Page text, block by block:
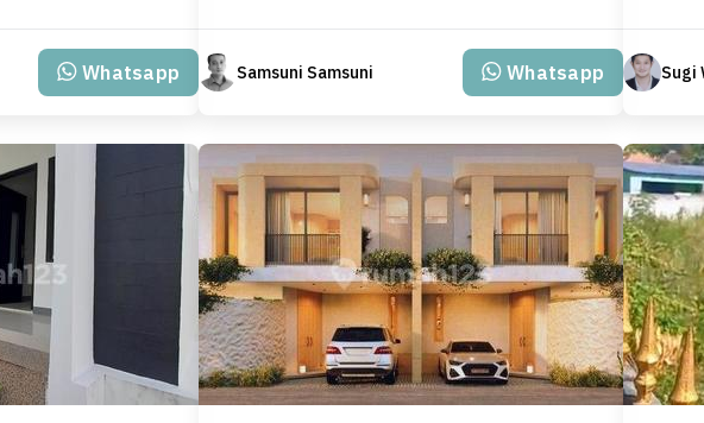
Whatsapp Samsuni Samsuni Whatsapp Sugi